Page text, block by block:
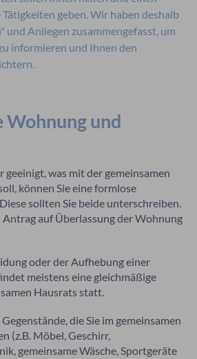
geben. Wir haben deshalb
und Anliegen zusammengefasst, um
informieren und Ihnen den
Wohnung und
geeinigt, was mit der gemeinsamen
können Sie eine formlose
sollten Sie beide unterschreiben.
Antrag auf Überlassung der Wohnung
oder der Aufhebung einer
meistens eine gleichmäßige
Hausrats statt.
die Sie im gemeinsamen
(z.B. Möbel, Geschirr,
gemeinsame Wäsche, Sportgeräte